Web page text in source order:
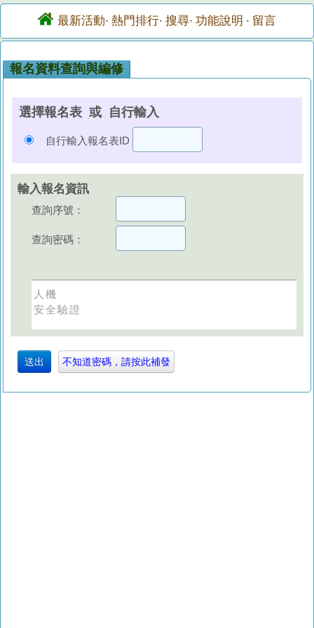
最新活動· 熱門排行· 搜尋· 功能說明 · 留言
報名資料查詢與編修
選擇報名表 或 自行輸入
自行輸入報名表ID
輸入報名資訊
查詢序號：
查詢密碼：
人機
安全驗證